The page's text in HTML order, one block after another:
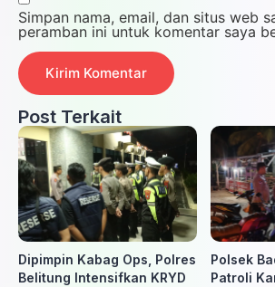
Simpan nama, email, dan situs web
peramban ini untuk komentar saya
Post Terkait
Dipimpin Kabag Ops, Polres
Belitung Intensifkan KRYD
Polsek
Patroli